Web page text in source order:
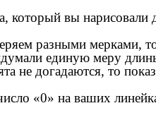
вы нарисовали
разными мерками,
единую меру
не догадаются, то
«0» на ваших